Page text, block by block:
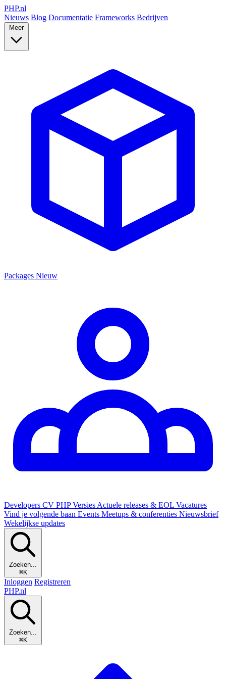
PHP.nl
Nieuws Blog Documentatie Frameworks Bedrijven
Meer
Packages Nieuw
Developers CV PHP Versies Actuele releases & EOL Vacatures
Vind je volgende baan Events Meetups & conferenties Nieuwsbrief
Wekelijkse updates
Zoeken...
⌘K
Inloggen Registreren
PHP.nl
Zoeken...
⌘K